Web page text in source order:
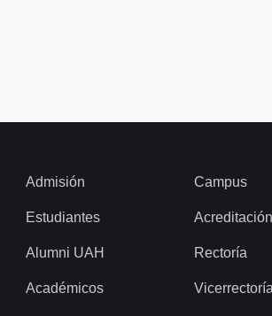
Admisión
Estudiantes
Alumni UAH
Académicos
Campus
Acreditación
Rectoría